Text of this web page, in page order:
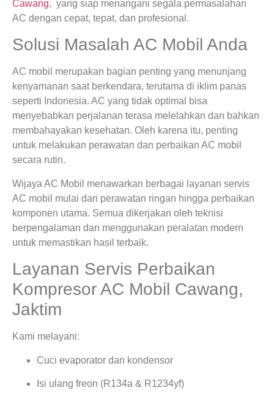
Cawang, yang siap menangani segala permasalahan
AC dengan cepat, tepat, dan profesional.
Solusi Masalah AC Mobil Anda
AC mobil merupakan bagian penting yang menunjang
kenyamanan saat berkendara, terutama di iklim panas
seperti Indonesia. AC yang tidak optimal bisa
menyebabkan perjalanan terasa melelahkan dan bahkan
membahayakan kesehatan. Oleh karena itu, penting
untuk melakukan perawatan dan perbaikan AC mobil
secara rutin.
Wijaya AC Mobil menawarkan berbagai layanan servis
AC mobil mulai dari perawatan ringan hingga perbaikan
komponen utama. Semua dikerjakan oleh teknisi
berpengalaman dan menggunakan peralatan modern
untuk memastikan hasil terbaik.
Layanan Servis Perbaikan
Kompresor AC Mobil Cawang,
Jaktim
Kami melayani:
Cuci evaporator dan kondensor
Isi ulang freon (R134a & R1234yf)